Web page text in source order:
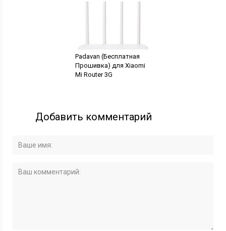
Padavan (Бесплатная
Прошивка) для Xiaomi
Mi Router 3G
Добавить комментарий